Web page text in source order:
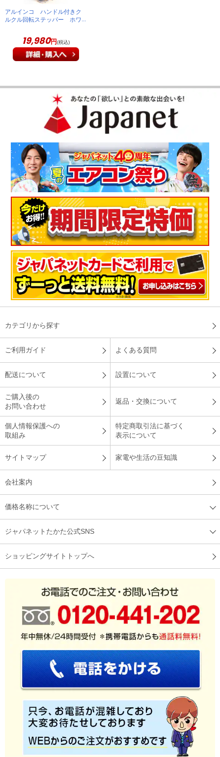
アルインコ ハンドル付きク
ルクル回転ステッパー ホワ
19,980円(税込)
カテゴリから探す
ご利用ガイド よくある質問
配送について 設置について
ご購入後の
お問い合わせ
返品・交換について
個人情報保護への
取組み
特定商取引法に基づく
表示について
サイトマップ 家電や生活の豆知識
会社案内
価格名称について
ジャパネットたかた公式SNS
ショッピングサイトトップへ